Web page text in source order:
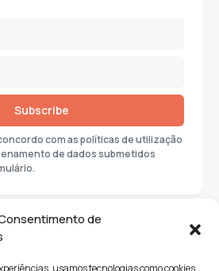
de
usamos tecnologias como cookies
Subscribe
com as políticas de utilização
de dados submetidos